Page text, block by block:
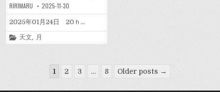
RIRIMARU 2025-11-30
2025年01月24日 20ｈ…
Posted
in
天文, 月
1 2 3 … 8 Older posts →